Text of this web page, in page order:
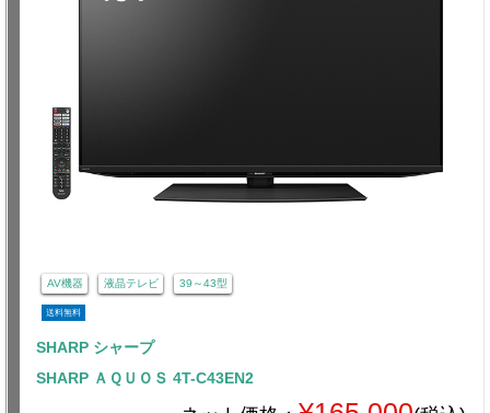
AV機器 液晶テレビ 39～43型
送料無料
SHARP シャープ
SHARP ＡＱＵＯＳ 4T-C43EN2